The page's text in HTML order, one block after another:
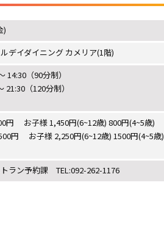
)
デイダイニング カメリア(1階)
（90分制）
21:30（120分制）
円 お子様 1,450円(6~12歳) 800円(4~5歳)
円 お子様 2,250円(6~12歳) 1500円(4~5歳)
ラン予約課 TEL:092-262-1176